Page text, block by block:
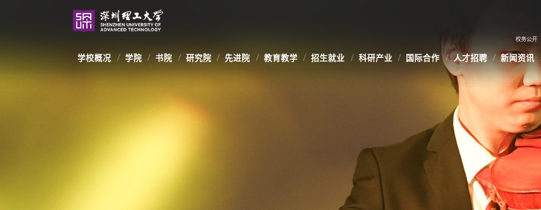
校务公开
学校概况 学院 书院 研究院 先进院 教育教学 招生就业 科研产业 国际合作 人才招聘 新闻资讯